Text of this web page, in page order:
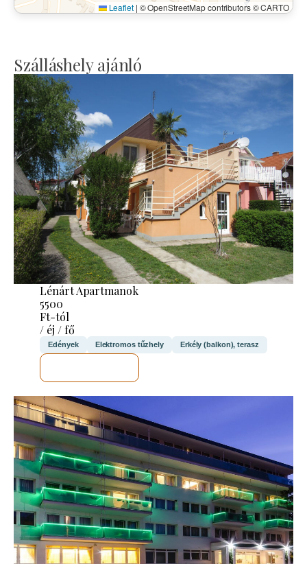
Leaflet | © OpenStreetMap contributors © CARTO
Szálláshely ajánló
Lénárt Apartmanok
5500
Ft-tól
/ éj / fő
Edények Elektromos tűzhely Erkély (balkon), terasz